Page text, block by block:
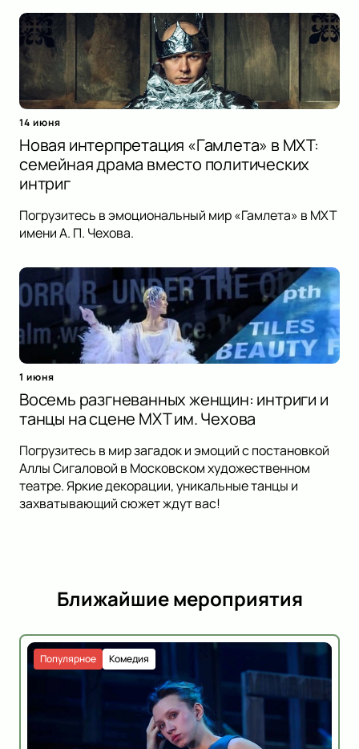
14 июня
Новая интерпретация «Гамлета» в МХТ:
семейная драма вместо политических
интриг
Погрузитесь в эмоциональный мир «Гамлета» в МХТ
имени А. П. Чехова.
1 июня
Восемь разгневанных женщин: интриги и
танцы на сцене МХТ им. Чехова
Погрузитесь в мир загадок и эмоций с постановкой
Аллы Сигаловой в Московском художественном
театре. Яркие декорации, уникальные танцы и
захватывающий сюжет ждут вас!
Ближайшие мероприятия
Комедия
Популярное